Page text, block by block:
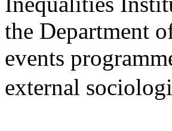
the Department
events
external